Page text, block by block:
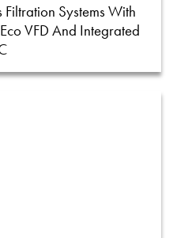
Systems With
VFD And Integrated